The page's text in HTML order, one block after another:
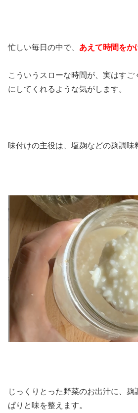
忙しい毎日の中で、 あえて時間をか
こういうスローな時間が、実はす
にしてくれるような気がします。
味付けの主役は、塩麹などの麹調味
じっくりとった野菜のお出汁に、麹
ぱりと味を整えます。